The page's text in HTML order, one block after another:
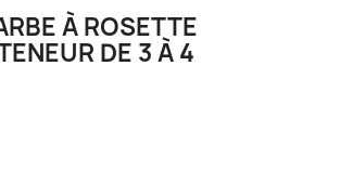
À ROSETTE
DE 3 À 4